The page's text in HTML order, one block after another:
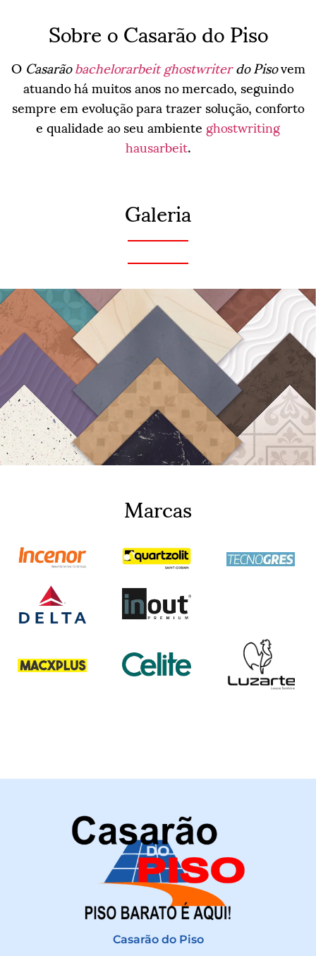
Sobre o Casarão do Piso
OCasarãobachelorarbeit ghostwriterdo Pisovem
atuando há muitos anos no mercado, seguindo
sempre em evolução para trazer solução, conforto
e qualidade ao seu ambienteghostwriting
hausarbeit.
Galeria
Marcas
Casarão do Piso